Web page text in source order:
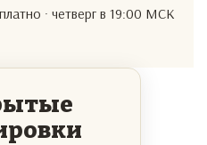
· четверг в 19:00 МСК